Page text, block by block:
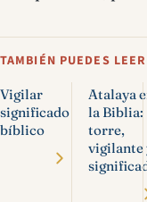
TAMBIÉN PUEDES LEER
Vigilar
significado
bíblico
Atalaya
la Biblia:
torre,
vigilante